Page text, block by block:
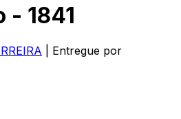
- 1841
| Entregue por